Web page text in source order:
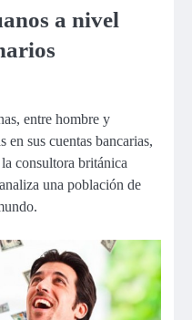
a nivel
entre hombre y
sus cuentas bancarias,
consultora británica
una población de